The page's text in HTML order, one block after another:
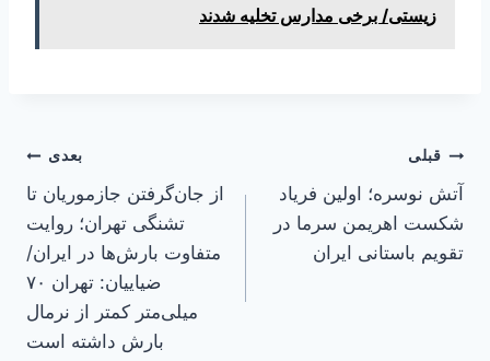
زیستی/ برخی مدارس تخلیه شدند
راهبری
نوشته
قبلی
آتش نوسره؛ اولین فریاد
شکست اهریمن سرما در
تقویم باستانی ایران
بعدی
از جان‌گرفتن جازموریان تا
تشنگی تهران؛ روایت
متفاوت بارش‌ها در ایران/
ضیاییان: تهران ۷۰
میلی‌متر کمتر از نرمال
بارش داشته است